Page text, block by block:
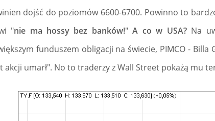
dojść do poziomów 6600-6700. Powinno to
"nie ma hossy bez banków!"A co w USA?Na
funduszem obligacji na świecie, PIMCO -
akcji umarł". No to traderzy z Wall Street pokażą mu